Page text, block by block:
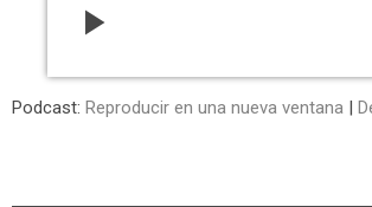
play_arrow
Podcast: Reproducir en una nueva ventana |